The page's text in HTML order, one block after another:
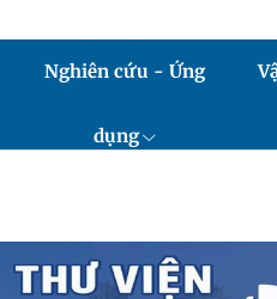
Nghiên cứu - Ứng
dụng